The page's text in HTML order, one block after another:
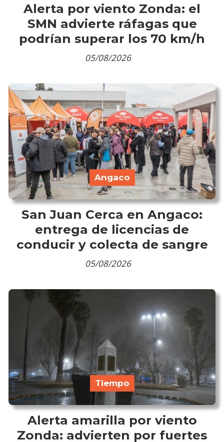
Alerta por viento Zonda: el
SMN advierte ráfagas que
podrían superar los 70 km/h
05/08/2026
San Juan Cerca en Angaco:
entrega de licencias de
conducir y colecta de sangre
Angaco
05/08/2026
Alerta amarilla por viento
Zonda: advierten por fuertes
Tiempo